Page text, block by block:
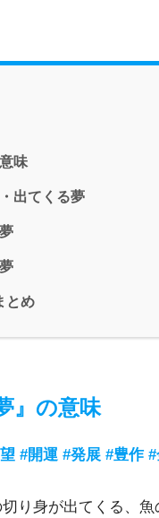
味
出てくる夢
とめ
』の意味
#開運 #発展 #豊作 #
り身が出てくる、